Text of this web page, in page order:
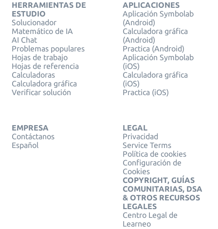
HERRAMIENTAS DE
ESTUDIO
Solucionador
Matemático de IA
AI Chat
Problemas populares
Hojas de trabajo
Hojas de referencia
Calculadoras
Calculadora gráfica
Verificar solución
APLICACIONES
Aplicación Symbolab
(Android)
Calculadora gráfica
(Android)
Practica (Android)
Aplicación Symbolab
(iOS)
Calculadora gráfica
(iOS)
Practica (iOS)
EMPRESA
Contáctanos
Español
LEGAL
Privacidad
Service Terms
Política de cookies
Configuración de
Cookies
COPYRIGHT, GUÍAS
COMUNITARIAS, DSA
& OTROS RECURSOS
LEGALES
Centro Legal de
Learneo